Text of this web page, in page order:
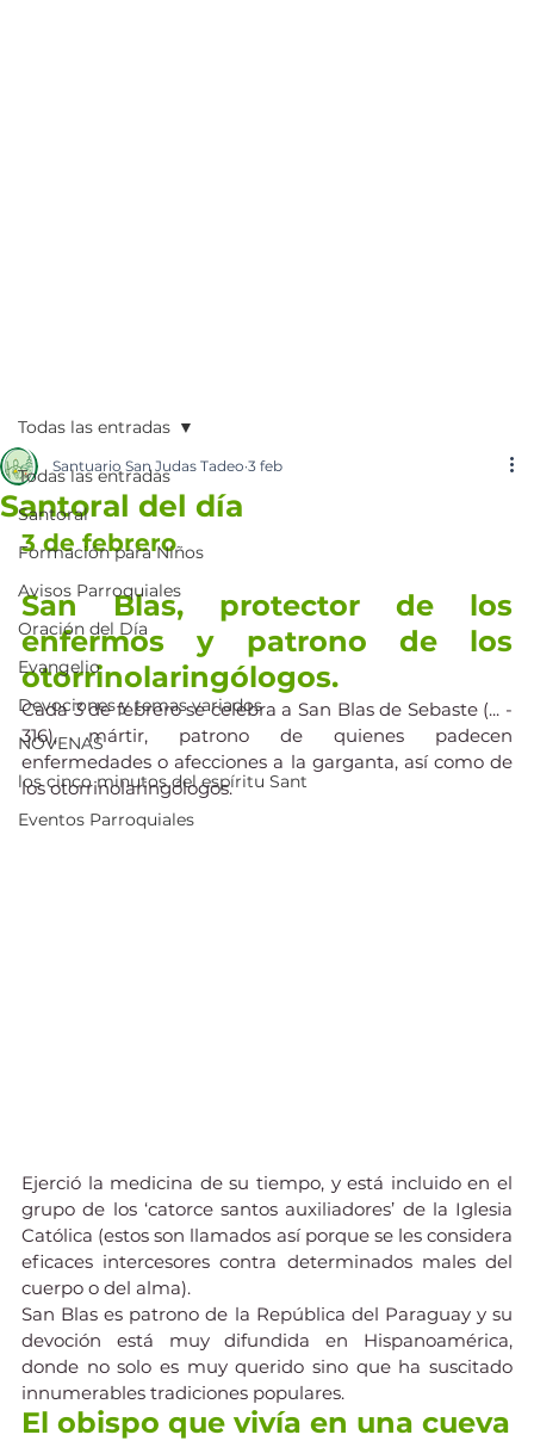
Todas las entradas
Santoral
Formación para Niños
Avisos Parroquiales
Oración del Día
Evangelio
Devociones y temas variados
NOVENAS
los cinco minutos del espíritu Sant
Eventos Parroquiales
Todas las entradas
Santoral del día
Santuario San Judas Tadeo 3 feb
3 de febrero
San Blas, protector de los
enfermos y patrono de los
otorrinolaringólogos.
Cada 3 de febrero se celebra a San Blas de Sebaste (... -
316), mártir, patrono de quienes padecen
enfermedades o afecciones a la garganta, así como de
los otorrinolaringólogos.
Ejerció la medicina de su tiempo, y está incluido en el
grupo de los ‘catorce santos auxiliadores’ de la Iglesia
Católica (estos son llamados así porque se les considera
eficaces intercesores contra determinados males del
cuerpo o del alma).
San Blas es patrono de la República del Paraguay y su
devoción está muy difundida en Hispanoamérica,
donde no solo es muy querido sino que ha suscitado
innumerables tradiciones populares.
El obispo que vivía en una cueva